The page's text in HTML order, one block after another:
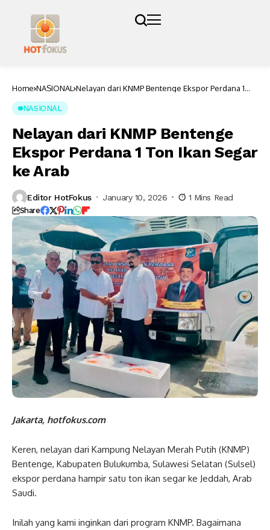
Home NASIONAL Nelayan dari KNMP Bentenge Ekspor Perdana 1
NASIONAL
Nelayan dari KNMP Bentenge
Ekspor Perdana 1 Ton Ikan Segar
ke Arab
Editor HotFokus January 10, 2026 1 Mins Read
Share
Jakarta, hotfokus.com
Keren, nelayan dari Kampung Nelayan Merah Putih (KNMP)
Bentenge, Kabupaten Bulukumba, Sulawesi Selatan (Sulsel)
ekspor perdana hampir satu ton ikan segar ke Jeddah, Arab
Saudi.
Inilah yang kami inginkan dari program KNMP. Bagaimana